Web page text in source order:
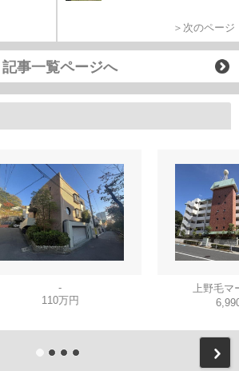
＞次のページ
記事一覧ページへ
-
110万円
上野毛